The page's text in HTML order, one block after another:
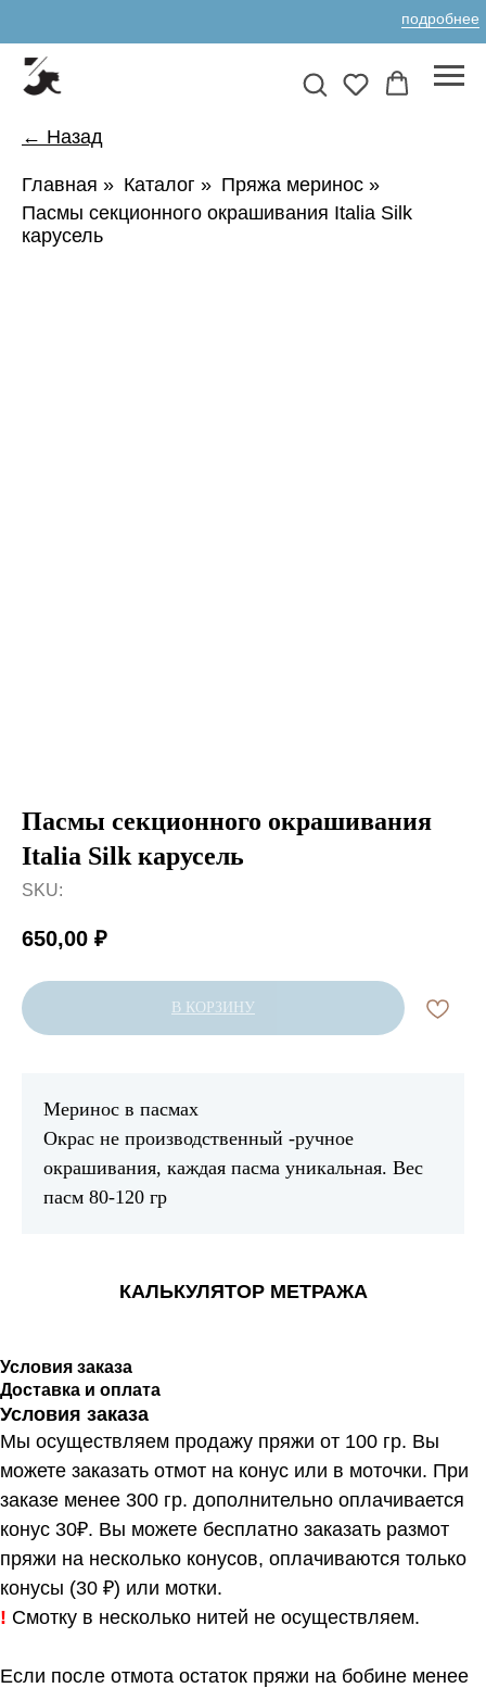
подробнее
← Назад
Главная » Каталог » Пряжа меринос »
Пасмы секционного окрашивания Italia Silk
карусель
Пасмы секционного окрашивания
Italia Silk карусель
SKU:
650,00 ₽
В КОРЗИНУ
Меринос в пасмах
Окрас не производственный -ручное
окрашивания, каждая пасма уникальная. Вес
пасм 80-120 гр
КАЛЬКУЛЯТОР МЕТРАЖА
Условия заказа
Доставка и оплата
Условия заказа
Мы осуществляем продажу пряжи от 100 гр. Вы
можете заказать отмот на конус или в моточки. При
заказе менее 300 гр. дополнительно оплачивается
конус 30₽. Вы можете бесплатно заказать размот
пряжи на несколько конусов, оплачиваются только
конусы (30 ₽) или мотки.
! Смотку в несколько нитей не осуществляем.
Если после отмота остаток пряжи на бобине менее